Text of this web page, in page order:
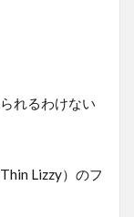
れるわけない
Lizzy）のフ